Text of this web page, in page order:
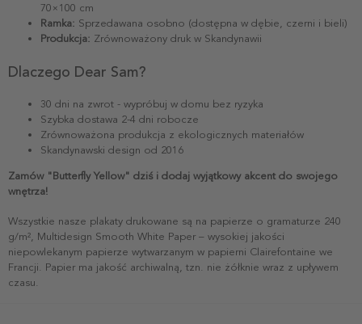
70×100 cm
Ramka: Sprzedawana osobno (dostępna w dębie, czerni i bieli)
Produkcja: Zrównoważony druk w Skandynawii
Dlaczego Dear Sam?
30 dni na zwrot - wypróbuj w domu bez ryzyka
Szybka dostawa 2-4 dni robocze
Zrównoważona produkcja z ekologicznych materiałów
Skandynawski design od 2016
Zamów "Butterfly Yellow" dziś i dodaj wyjątkowy akcent do swojego
wnętrza!
Wszystkie nasze plakaty drukowane są na papierze o gramaturze 240
g/m², Multidesign Smooth White Paper – wysokiej jakości
niepowlekanym papierze wytwarzanym w papierni Clairefontaine we
Francji. Papier ma jakość archiwalną, tzn. nie żółknie wraz z upływem
czasu.